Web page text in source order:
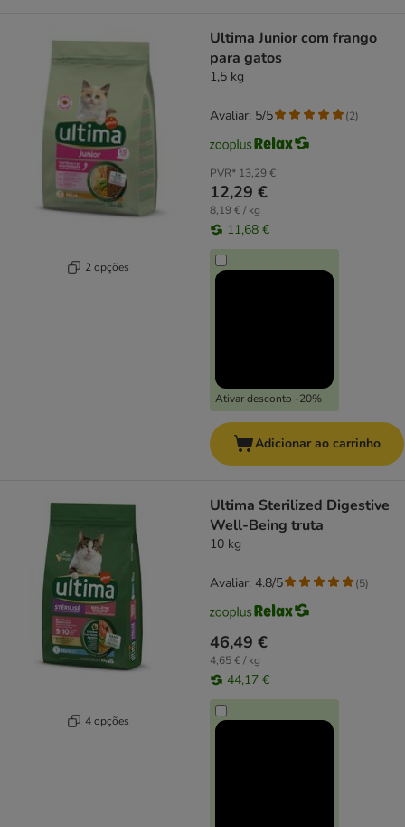
2 opções
Ultima Junior com frango
para gatos
1,5 kg
PVR* 13,29 €
12,29 €
8,19 € / kg
11,68 €
Ativar desconto -20%
Avaliar: 5/5 (2)
Adicionar ao carrinho
4 opções
Ultima Sterilized Digestive
Well-Being truta
10 kg
46,49 €
4,65 € / kg
44,17 €
Avaliar: 4.8/5 (5)